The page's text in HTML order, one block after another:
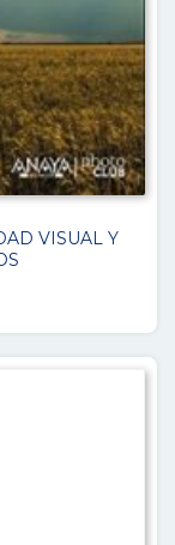
VISUAL Y